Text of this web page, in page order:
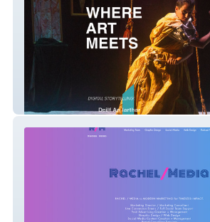
theanthropologists